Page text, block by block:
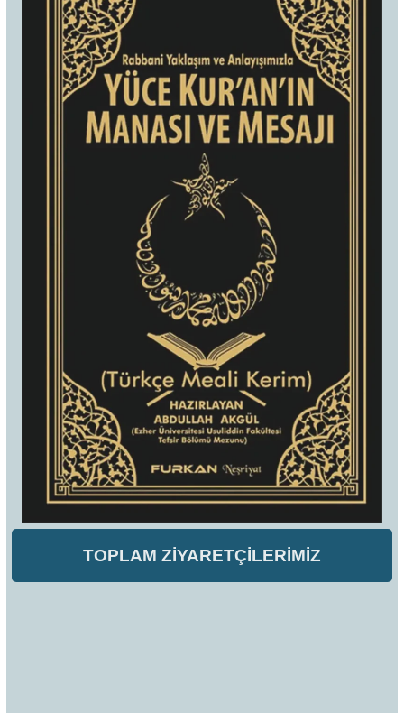
TOPLAM ZİYARETÇİLERİMİZ